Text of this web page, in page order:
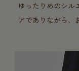
ゆったりめのシル
アでありながら、